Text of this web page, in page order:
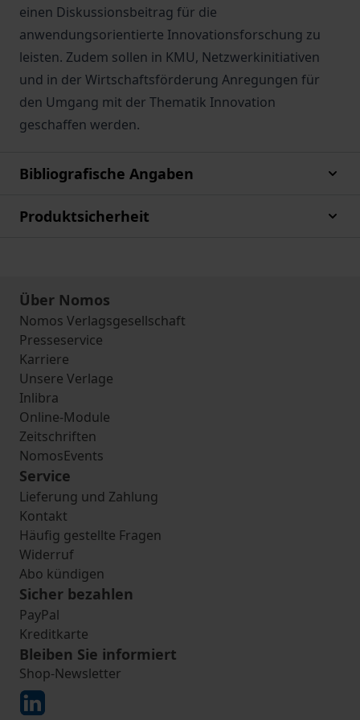
einen Diskussionsbeitrag für die
anwendungsorientierte Innovationsforschung zu
leisten. Zudem sollen in KMU, Netzwerkinitiativen
und in der Wirtschaftsförderung Anregungen für
den Umgang mit der Thematik Innovation
geschaffen werden.
Bibliografische Angaben
Produktsicherheit
Über Nomos
Nomos Verlagsgesellschaft
Presseservice
Karriere
Unsere Verlage
Inlibra
Online-Module
Zeitschriften
NomosEvents
Service
Lieferung und Zahlung
Kontakt
Häufig gestellte Fragen
Widerruf
Abo kündigen
Sicher bezahlen
PayPal
Kreditkarte
Bleiben Sie informiert
Shop-Newsletter